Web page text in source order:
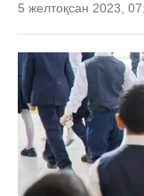
5 желтоқсан 2023,